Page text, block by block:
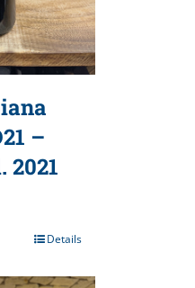
–
2021
Details